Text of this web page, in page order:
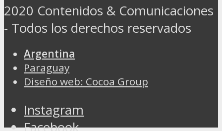
2020 Contenidos & Comunicaciones
- Todos los derechos reservados
Argentina
Paraguay
Diseño web: Cocoa Group
Instagram
Facebook